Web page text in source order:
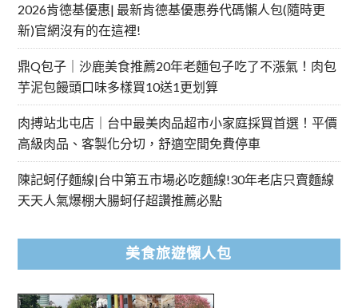
2026肯德基優惠| 最新肯德基優惠券代碼懶人包(隨時更
新)官網沒有的在這裡!
鼎Q包子｜沙鹿美食推薦20年老麵包子吃了不漲氣！肉包
芋泥包饅頭口味多樣買10送1更划算
肉搏站北屯店｜台中最美肉品超市小家庭採買首選！平價
高級肉品、客製化分切，舒適空間免費停車
陳記蚵仔麵線|台中第五市場必吃麵線!30年老店只賣麵線
天天人氣爆棚大腸蚵仔超讚推薦必點
美食旅遊懶人包